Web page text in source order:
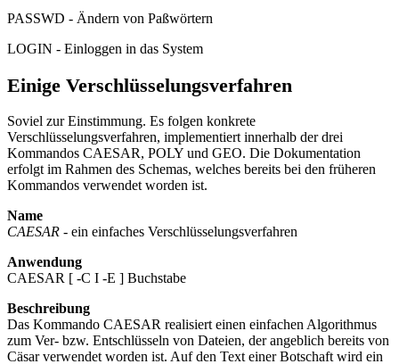
PASSWD - Ändern von Paßwörtern
LOGIN - Einloggen in das System
Einige Verschlüsselungsverfahren
Soviel zur Einstimmung. Es folgen konkrete
Verschlüsselungsverfahren, implementiert innerhalb der drei
Kommandos CAESAR, POLY und GEO. Die Dokumentation
erfolgt im Rahmen des Schemas, welches bereits bei den früheren
Kommandos verwendet worden ist.
Name
CAESAR - ein einfaches Verschlüsselungsverfahren
Anwendung
CAESAR [ -C I -E ] Buchstabe
Beschreibung
Das Kommando CAESAR realisiert einen einfachen Algorithmus
zum Ver- bzw. Entschlüsseln von Dateien, der angeblich bereits von
Cäsar verwendet worden ist. Auf den Text einer Botschaft wird ein